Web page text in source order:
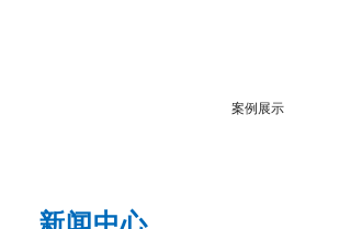
案例展示
新闻中心